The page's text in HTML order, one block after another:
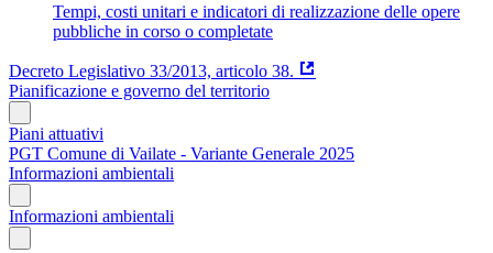
Tempi, costi unitari e indicatori di realizzazione delle opere
pubbliche in corso o completate
Decreto Legislativo 33/2013, articolo 38.
Pianificazione e governo del territorio
Piani attuativi
PGT Comune di Vailate - Variante Generale 2025
Informazioni ambientali
Informazioni ambientali